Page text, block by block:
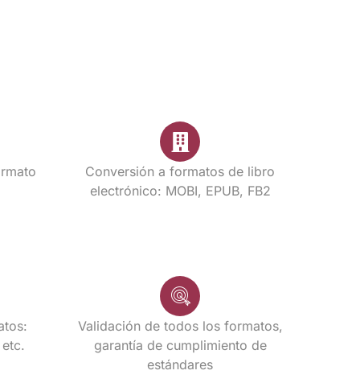
Conversión a formatos de libro
electrónico: MOBI, EPUB, FB2
Validación de todos los formatos,
garantía de cumplimiento de
estándares